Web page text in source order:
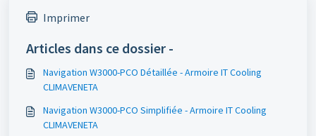
Imprimer
Articles dans ce dossier -
Navigation W3000-PCO Détaillée - Armoire IT Cooling
CLIMAVENETA
Navigation W3000-PCO Simplifiée - Armoire IT Cooling
CLIMAVENETA